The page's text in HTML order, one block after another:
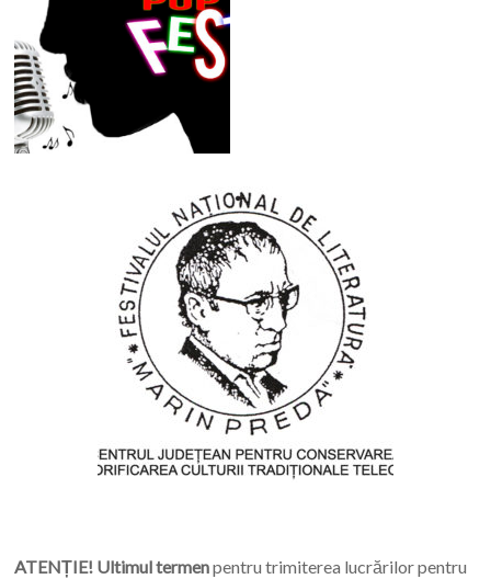
ATENȚIE! Ultimul termenpentru trimiterea lucrărilor pentru